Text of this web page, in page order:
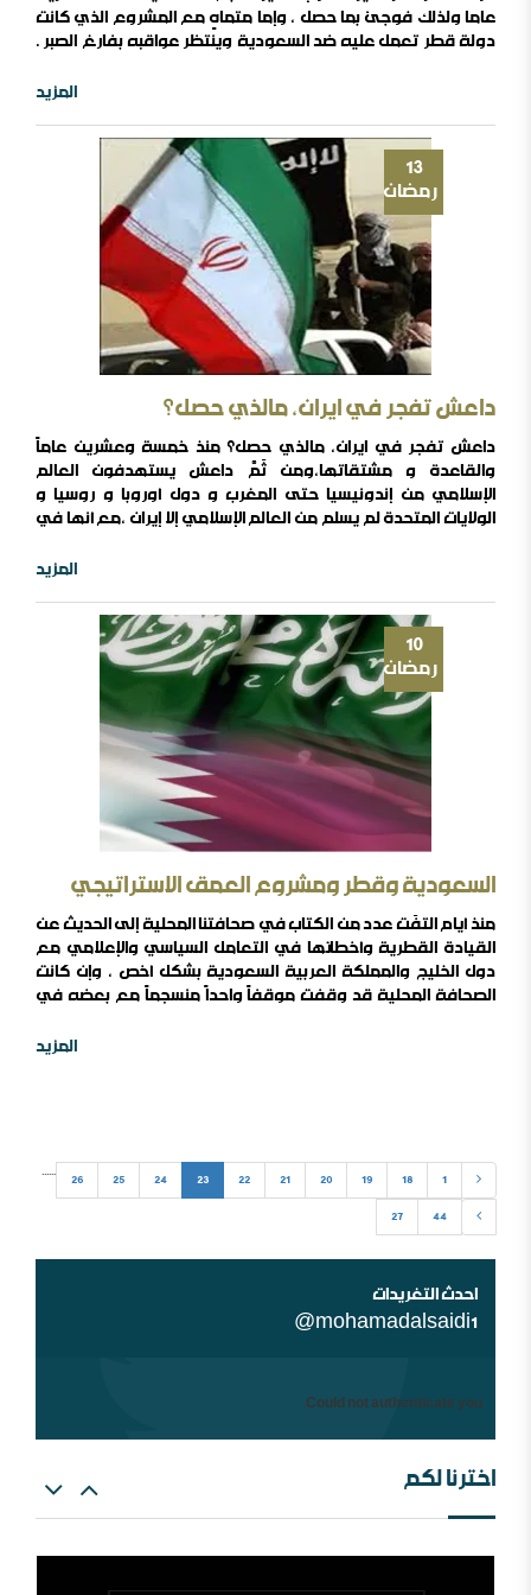
عاما ولذلك فوجئ بما حصل ، وإما متماهٍ مع المشروع الذي كانت
دولة قطر تعمل عليه ضد السعودية وينتظر عواقبه بفارغ الصبر .
السعودية جيداً ،ووجدت وزارة الخارجية الأمريكية نفسها مضطرة
المزيد
13
رمضان
داعش تفجر في ايران، مالذي حصل؟
داعش تفجر في ايران، مالذي حصل؟ منذ خمسة وعشرين عاماً
والقاعدة و مشتقاتها،ومن ثَمَّ داعش يستهدفون العالم
الإسلامي من إندونيسيا حتى المغرب و دول أوروبا و روسيا و
الولايات المتحدة لم يسلم من العالم الإسلامي إلا إيران ،مع أنها في
ذلك لم يحصل بل إن التكفيرين في زمن ماكان يعرف بالقاعدة في
أخيراً داعش ؛كلها ..
المزيد
10
رمضان
السعودية وقطر ومشروع العمق الاستراتيجي
منذ أيام الْتَفَت عدد من الكتاب في صحافتنا المحلية إلى الحديث عن
القيادة القطرية وأخطائها في التعامل السياسي والإعلامي مع
دول الخليج والمملكة العربية السعودية بشكل أخص ، وإن كانت
الصحافة المحلية قد وقفت موقفاً واحداً منسجماً مع بعضه في
وأوسع عن رأي النَُخَب باختلاف توجهاتهم، اظهر اصطفافاً سيئاً
المزيد
1
... 18
19
20
21
22
23
24
25
26
27
...
44
احدث التغريدات
@mohamadalsaidi1
Could not authenticate you.
اخترنا لكم
أين السلفية من الانفصاليين في اليمن
شبهات عن الغلو عند السلفيين . ومنه مقتضبات من مقالات
سابقة
العالم الإسلامي والمؤامرة القادمة